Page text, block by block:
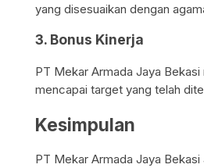
yang disesuaikan dengan
3. Bonus Kinerja
PT Mekar Armada Jaya
mencapai target yang telah
Kesimpulan
PT Mekar Armada Jaya